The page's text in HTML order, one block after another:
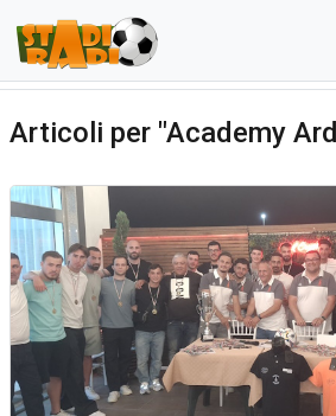
Articoli per "Academy